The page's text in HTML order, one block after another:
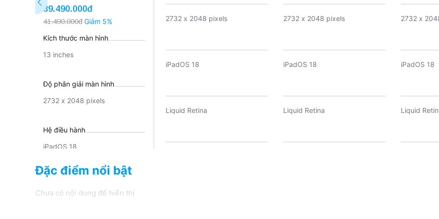
39.490.000đ
41.490.000đ Giảm 5%
Kích thước màn hình
13 inches
Độ phân giải màn hình
2732 x 2048 pixels
Hệ điều hành
iPadOS 18
Công nghệ màn hình
Liquid Retina
2732 x 2048 pixels
iPadOS 18
Liquid Retina
2732 x 2048 pixels
iPadOS 18
Liquid Retina
2732 x
iPadOS 18
Liquid
Độ thu
Đặc điểm nổi bật
Chưa có nội dung để hiển thị